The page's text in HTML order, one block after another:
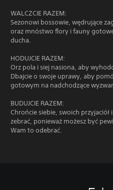
WALCZCIE RAZEM:
Sezonowi bossowie, wędrujące
oraz mnóstwo flory i fauny
ducha.
HODUJCIE RAZEM:
Orz pola i siej nasiona, aby
Dbajcie o swoje uprawy, aby
gotowym na nadchodzące
BUDUJCIE RAZEM:
Chrońcie siebie, swoich przyjaciół
zebrać, ponieważ możesz być
Wam to odebrać.